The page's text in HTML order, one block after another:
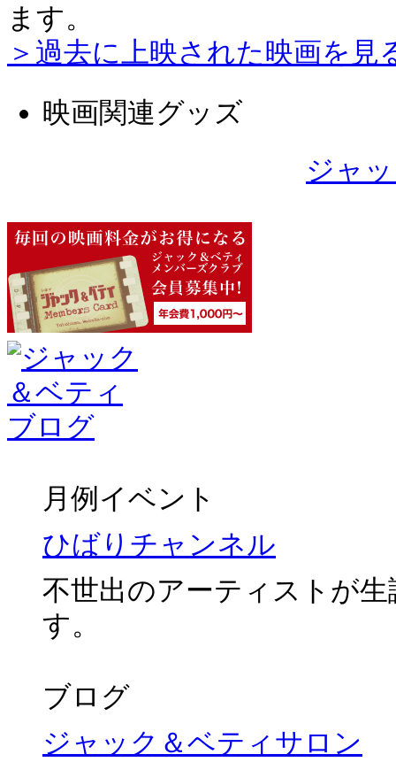
ます。
＞過去に上映された映画を見
映画関連グッズ
ジャ
月例イベント
ひばりチャンネル
不世出のアーティストが
す。
ブログ
ジャック＆ベティサロン